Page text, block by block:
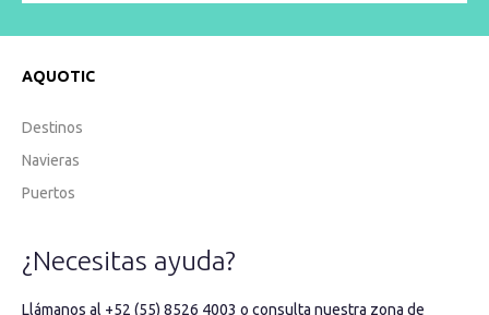
AQUOTIC
Destinos
Navieras
Puertos
¿Necesitas ayuda?
Llámanos al +52 (55) 8526 4003 o consulta nuestra zona de